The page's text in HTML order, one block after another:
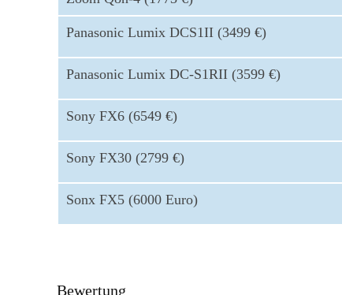
Panasonic Lumix DCS1II (3499 €)
Panasonic Lumix DC-S1RII (3599 €)
Sony FX6 (6549 €)
Sony FX30 (2799 €)
Sonx FX5 (6000 Euro)
Bewertung